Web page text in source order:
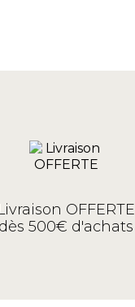
OFFERTE
dès 500€ d'achats